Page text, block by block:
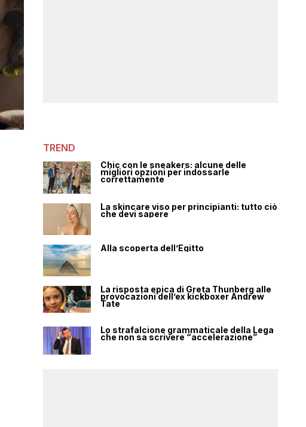
TREND
Chic con le sneakers: alcune delle
migliori opzioni per indossarle
correttamente
La skincare viso per principianti: tutto ciò
che devi sapere
Alla scoperta dell’Egitto
La risposta epica di Greta Thunberg alle
provocazioni dell’ex kickboxer Andrew
Tate
Lo strafalcione grammaticale della Lega
che non sa scrivere “accelerazione”